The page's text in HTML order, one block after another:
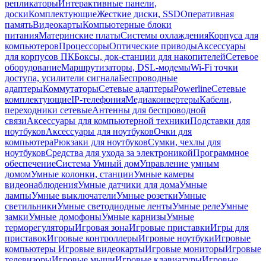
репликаторыИнтерактивные панели,
доскиКомплектующиеЖесткие диски, SSDОперативная
памятьВидеокартыКомпьютерные блоки
питанияМатеринские платыСистемы охлажденияКорпуса для
компьютеровПроцессорыОптические приводыАксессуары
для корпусов ПКБоксы, док-станции для накопителейСетевое
оборудованиеМаршрутизаторы, DSL-модемыWi-Fi точки
доступа, усилители сигналаБеспроводные
адаптерыКоммутаторыСетевые адаптерыPowerlineСетевые
комплектующиеIP-телефонияМедиаконвертерыКабели,
переходники сетевыеАнтенны для беспроводной
связиАксессуары для компьютерной техникиПодставки для
ноутбуковАксессуары для ноутбуковОчки для
компьютераРюкзаки для ноутбуковСумки, чехлы для
ноутбуковСредства для ухода за электроникойПрограммное
обеспечениеСистема Умный домУправление умным
домомУмные колонки, станцииУмные камеры
видеонаблюденияУмные датчики для домаУмные
лампыУмные выключателиУмные розеткиУмные
светильникиУмные светодиодные лентыУмные релеУмные
замкиУмные домофоныУмные карнизыУмные
терморегуляторыИгровая зонаИгровые приставкиИгры для
приставокИгровые контроллерыИгровые ноутбукиИгровые
компьютеры Игровые видеокартыИгровые мониторыИгровые